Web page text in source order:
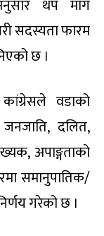
थप माग
सदस्यता फारम
छ ।
वडाको
दलित,
अपाङ्गताको
समानुपातिक/
गरेको छ ।